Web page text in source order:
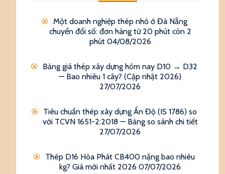
Một doanh nghiệp thép nhỏ ở Đà Nẵng
chuyển đổi số: đơn hàng từ 20 phút còn 2
phút 04/08/2026
Bảng giá thép xây dựng hôm nay D10 → D32
— Bao nhiêu 1 cây? (Cập nhật 2026)
27/07/2026
Tiêu chuẩn thép xây dựng Ấn Độ (IS 1786) so
với TCVN 1651-2:2018 — Bảng so sánh chi tiết
27/07/2026
Thép D16 Hòa Phát CB400 nặng bao nhiêu
kg? Giá mới nhất 2026 07/07/2026